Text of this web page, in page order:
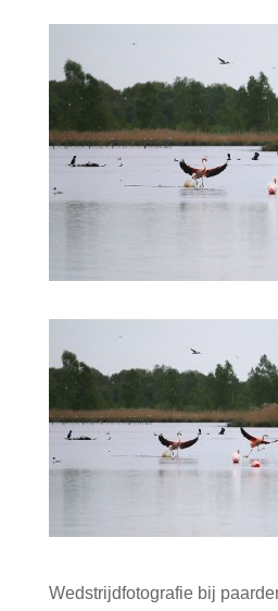
Wedstrijdfotografie bij